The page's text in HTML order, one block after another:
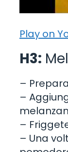
Play on
H3:
–
–
–
– Una